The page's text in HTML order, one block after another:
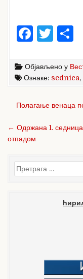
F
c
e
o
k
T
it
te e
Објављено у
Ознаке: sednica,
Кретање
Полагање венаца
← Одржана 1.
отпадом
Претрага
за: